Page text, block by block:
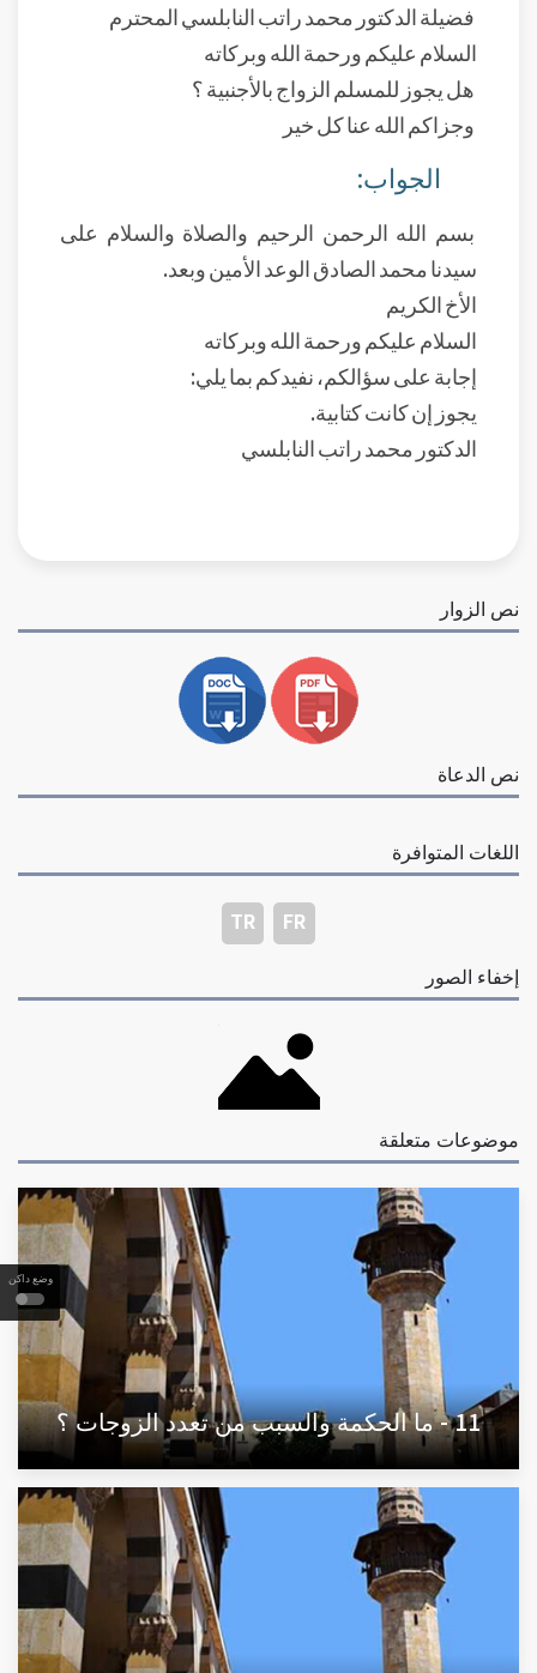
وضع داكن
فضيلة الدكتور محمد راتب النابلسي المحترم
السلام عليكم ورحمة الله وبركاته
هل يجوز للمسلم الزواج بالأجنبية ؟
وجزاكم الله عنا كل خير
الجواب:
بسم الله الرحمن الرحيم والصلاة والسلام على
سيدنا محمد الصادق الوعد الأمين وبعد.
الأخ الكريم
السلام عليكم ورحمة الله وبركاته
إجابة على سؤالكم، نفيدكم بما يلي:
يجوز إن كانت كتابية.
الدكتور محمد راتب النابلسي
نص الزوار
نص الدعاة
اللغات المتوافرة
FR
TR
إخفاء الصور
موضوعات متعلقة
11 - ما الحكمة والسبب من تعدد الزوجات ؟